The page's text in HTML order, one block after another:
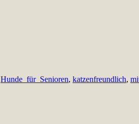
Hunde_für_Senioren, katzenfreundlich,